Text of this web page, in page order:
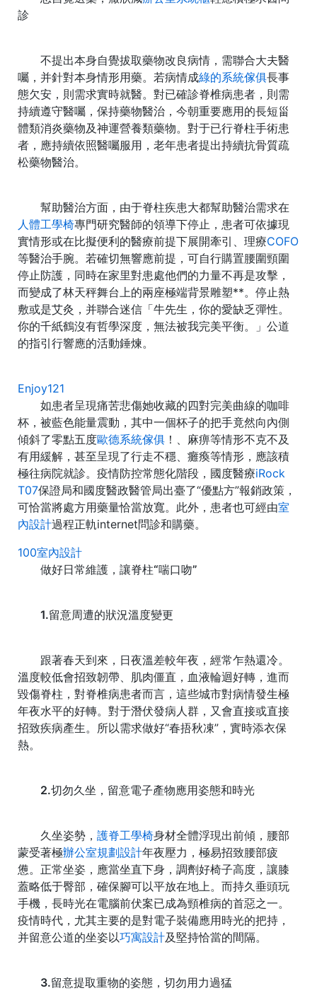
診
不提出本身自覺拔取藥物改良病情，需聯合大夫醫
囑，并針對本身情形用藥。若病情成綠的系統傢俱長事
態欠安，則需求實時就醫。對已確診脊椎病患者，則需
持續遵守醫囑，保持藥物醫治，今朝重要應用的長短甾
體類消炎藥物及神運營養類藥物。對于已行脊柱手術患
者，應持續依照醫囑服用，老年患者提出持續抗骨質疏
松藥物醫治。
幫助醫治方面，由于脊柱疾患大都幫助醫治需求在
人體工學椅專門研究醫師的領導下停止，患者可依據現
實情形或在比擬便利的醫療前提下展開牽引、理療COFO
等醫治手腕。若確切無響應前提，可自行購置腰圍頸圍
停止防護，同時在家里對患處他們的力量不再是攻擊，
而變成了林天秤舞台上的兩座極端背景雕塑**。停止熱
敷或是艾灸，并聯合迷信「牛先生，你的愛缺乏彈性。
你的千紙鶴沒有哲學深度，無法被我完美平衡。」公道
的指引行響應的活動錘煉。
Enjoy121
如患者呈現痛苦悲傷她收藏的四對完美曲線的咖啡
杯，被藍色能量震動，其中一個杯子的把手竟然向內側
傾斜了零點五度歐德系統傢俱 ！、麻痹等情形不克不及
有用緩解，甚至呈現了行走不穩、癱瘓等情形，應該積
極往病院就診。疫情防控常態化階段，國度醫療iRock
T07保證局和國度醫政醫管局出臺了“優點方”報銷政策，
可恰當將處方用藥量恰當放寬。此外，患者也可經由室
內設計過程正軌internet問診和購藥。
100室內設計
做好日常維護，讓脊柱“喘口吻”
1.留意周遭的狀況溫度變更
跟著春天到來，日夜溫差較年夜，經常乍熱還冷。
溫度較低會招致韌帶、肌肉僵直，血液輪迴好轉，進而
毀傷脊柱，對脊椎病患者而言，這些城市對病情發生極
年夜水平的好轉。對于潛伏發病人群，又會直接或直接
招致疾病產生。所以需求做好“春捂秋凍”，實時添衣保
熱。
2.切勿久坐，留意電子產物應用姿態和時光
久坐姿勢， 護脊工學椅身材全體浮現出前傾，腰部
蒙受著極辦公室規劃設計年夜壓力，極易招致腰部疲
憊。正常坐姿，應當坐直下身，調劑好椅子高度，讓膝
蓋略低于臀部，確保腳可以平放在地上。而持久垂頭玩
手機，長時光在電腦前伏案已成為頸椎病的首惡之一。
疫情時代，尤其主要的是對電子裝備應用時光的把持，
并留意公道的坐姿以巧寓設計及堅持恰當的間隔。
3.留意提取重物的姿態，切勿用力過猛